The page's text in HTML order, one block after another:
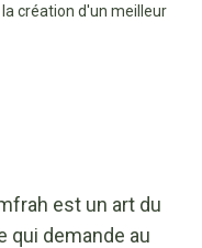
création d'un meilleur
est un art du
qui demande au